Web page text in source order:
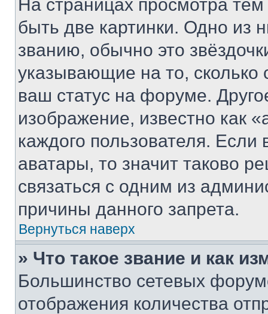
На страницах просмотра
быть две картинки. Одно из
званию, обычно это
указывающие на то,
ваш статус на форуме.
изображение, известно как
каждого пользователя.
аватары, то значит таково
связаться с одним из
причины данного запрета.
Вернуться наверх
» Что такое звание и как
Большинство сетевых
отображения количества